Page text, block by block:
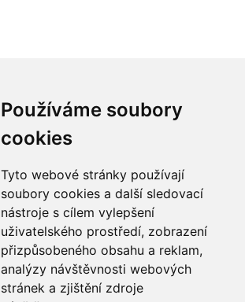
Používáme soubory
cookies
Tyto webové stránky používají
soubory cookies a další sledovací
nástroje s cílem vylepšení
uživatelského prostředí, zobrazení
přizpůsobeného obsahu a reklam,
analýzy návštěvnosti webových
stránek a zjištění zdroje